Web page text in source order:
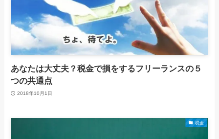
あなたは大丈夫？税金で損をするフリーランスの５
つの共通点
2018年10月1日
税金